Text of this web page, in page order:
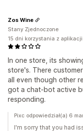
In one store, its
store's. There
all even though other
got a chat-bot active
responding.
Zos Wine
Stany Zjednoczone
15 dni korzystania z aplikacji
Pixc odpowiedział(a) 6
I'm sorry that you had